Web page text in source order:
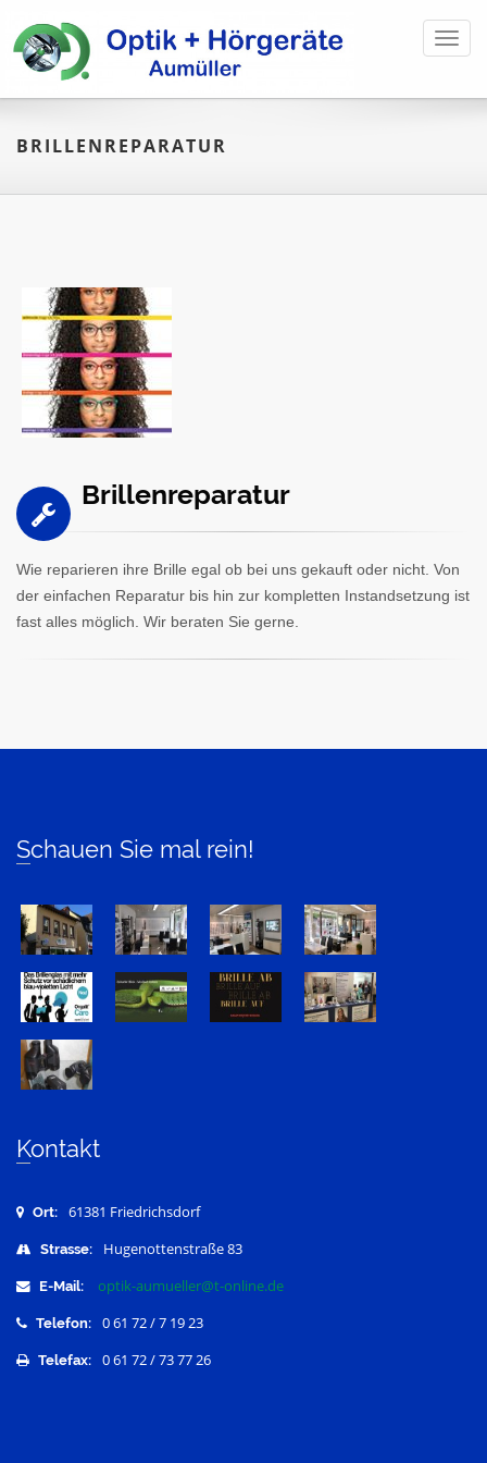
BRILLENREPARATUR
Brillenreparatur
Wie reparieren ihre Brille egal ob bei uns gekauft oder nicht. Von
der einfachen Reparatur bis hin zur kompletten Instandsetzung ist
fast alles möglich. Wir beraten Sie gerne.
Schauen Sie mal rein!
Kontakt
Ort: 61381 Friedrichsdorf
Strasse: Hugenottenstraße 83
E-Mail: optik-aumueller@t-online.de
Telefon: 0 61 72 / 7 19 23
Telefax: 0 61 72 / 73 77 26